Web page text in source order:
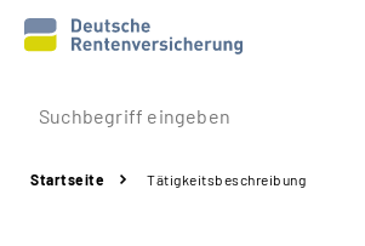
Prävention
Startseite Tätigkeitsbeschreibung